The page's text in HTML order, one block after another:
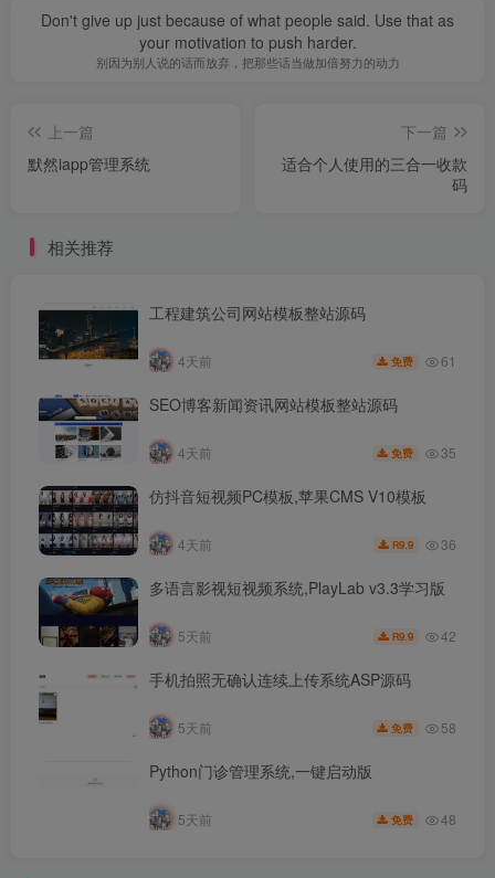
Don't give up just because of what people said. Use that as
your motivation to push harder.
别因为别人说的话而放弃，把那些话当做加倍努力的动力
上一篇
默然iapp管理系统
下一篇
适合个人使用的三合一收款
码
相关推荐
工程建筑公司网站模板整站源码
4天前 免费 61
SEO博客新闻资讯网站模板整站源码
4天前 免费 35
仿抖音短视频PC模板,苹果CMS V10模板
4天前 R9.9 36
多语言影视短视频系统,PlayLab v3.3学习版
5天前 R9.9 42
手机拍照无确认连续上传系统ASP源码
5天前 免费 58
Python门诊管理系统,一键启动版
5天前 免费 48